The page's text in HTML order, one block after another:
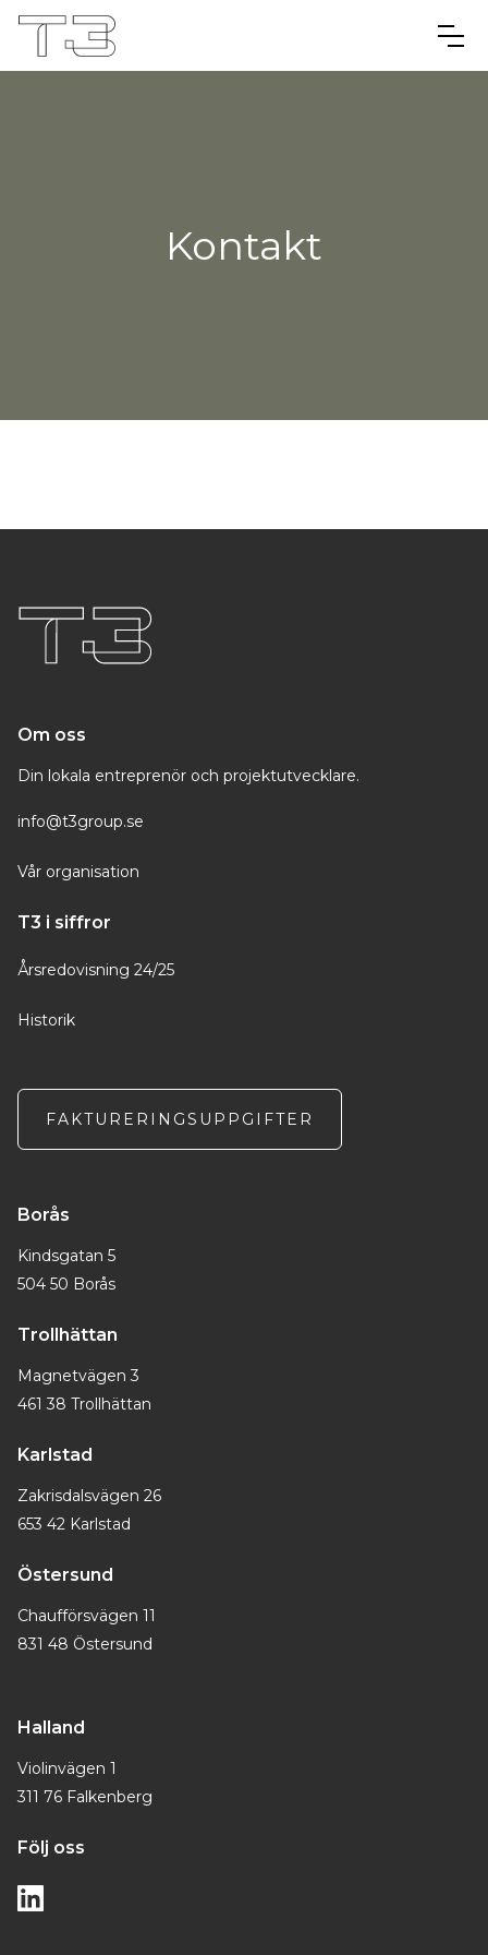
Kontakt
Om oss
Din lokala entreprenör och projektutvecklare.
info@t3group.se
Vår organisation
T3 i siffror
Årsredovisning 24/25
Historik
FAKTURERINGSUPPGIFTER
Borås
Kindsgatan 5
504 50 Borås
Trollhättan
Magnetvägen 3
461 38 Trollhättan
Karlstad
Zakrisdalsvägen 26
653 42 Karlstad
Östersund
Chaufförsvägen 11
831 48 Östersund
Halland
Violinvägen 1
311 76 Falkenberg
Följ oss